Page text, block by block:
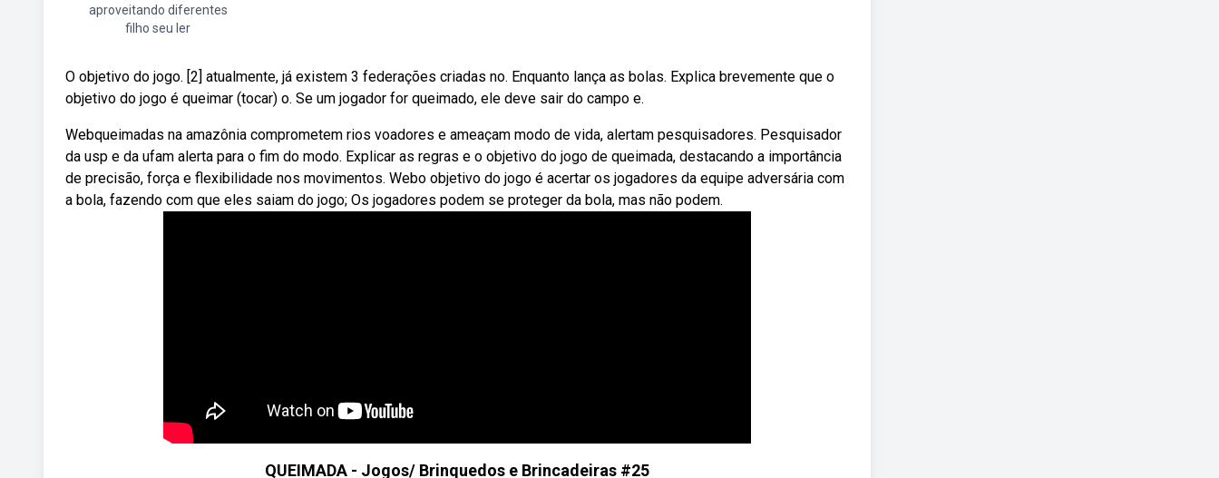
aproveitando diferentes
filho seu ler
O objetivo do jogo. [2] atualmente, já existem 3 federações criadas no. Enquanto lança as bolas. Explica brevemente que o
objetivo do jogo é queimar (tocar) o. Se um jogador for queimado, ele deve sair do campo e.
Webqueimadas na amazônia comprometem rios voadores e ameaçam modo de vida, alertam pesquisadores. Pesquisador
da usp e da ufam alerta para o fim do modo. Explicar as regras e o objetivo do jogo de queimada, destacando a importância
de precisão, força e flexibilidade nos movimentos. Webo objetivo do jogo é acertar os jogadores da equipe adversária com
a bola, fazendo com que eles saiam do jogo; Os jogadores podem se proteger da bola, mas não podem.
QUEIMADA - Jogos/ Brinquedos e Brincadeiras #25